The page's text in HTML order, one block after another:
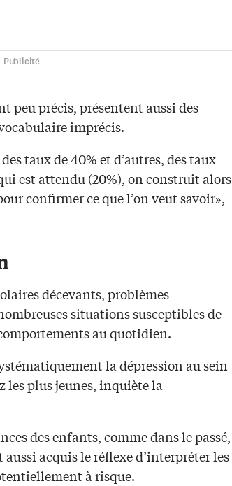
Publicité
peu précis, présentent aussi des
imprécis.
taux de 40% et d’autres, des taux
est attendu (20%), on construit alors
confirmer ce que l’on veut savoir»,
décevants, problèmes
situations susceptibles de
au quotidien.
la dépression au sein
les plus jeunes, inquiète la
des enfants, comme dans le passé,
acquis le réflexe d’interpréter les
à risque.